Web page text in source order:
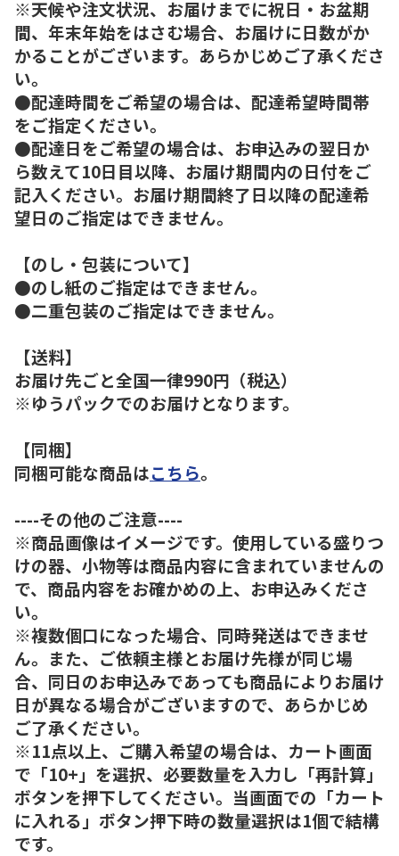
※天候や注文状況、お届けまでに祝日・お盆期
間、年末年始をはさむ場合、お届けに日数がか
かることがございます。あらかじめご了承くださ
い。
●配達時間をご希望の場合は、配達希望時間帯
をご指定ください。
●配達日をご希望の場合は、お申込みの翌日か
ら数えて10日目以降、お届け期間内の日付をご
記入ください。お届け期間終了日以降の配達希
望日のご指定はできません。
【のし・包装について】
●のし紙のご指定はできません。
●二重包装のご指定はできません。
【送料】
お届け先ごと全国一律990円（税込）
※ゆうパックでのお届けとなります。
【同梱】
同梱可能な商品はこちら。
----その他のご注意----
※商品画像はイメージです。使用している盛りつ
けの器、小物等は商品内容に含まれていませんの
で、商品内容をお確かめの上、お申込みくださ
い。
※複数個口になった場合、同時発送はできませ
ん。また、ご依頼主様とお届け先様が同じ場
合、同日のお申込みであっても商品によりお届け
日が異なる場合がございますので、あらかじめ
ご了承ください。
※11点以上、ご購入希望の場合は、カート画面
で「10+」を選択、必要数量を入力し「再計算」
ボタンを押下してください。当画面での「カート
に入れる」ボタン押下時の数量選択は1個で結構
です。